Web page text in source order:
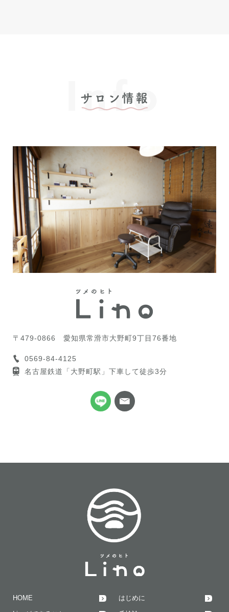
サロン情報
Info
〒479-0866 愛知県常滑市大野町9丁目76番地
0569-84-4125
名古屋鉄道「大野町駅」下車して徒歩3分
HOME はじめに